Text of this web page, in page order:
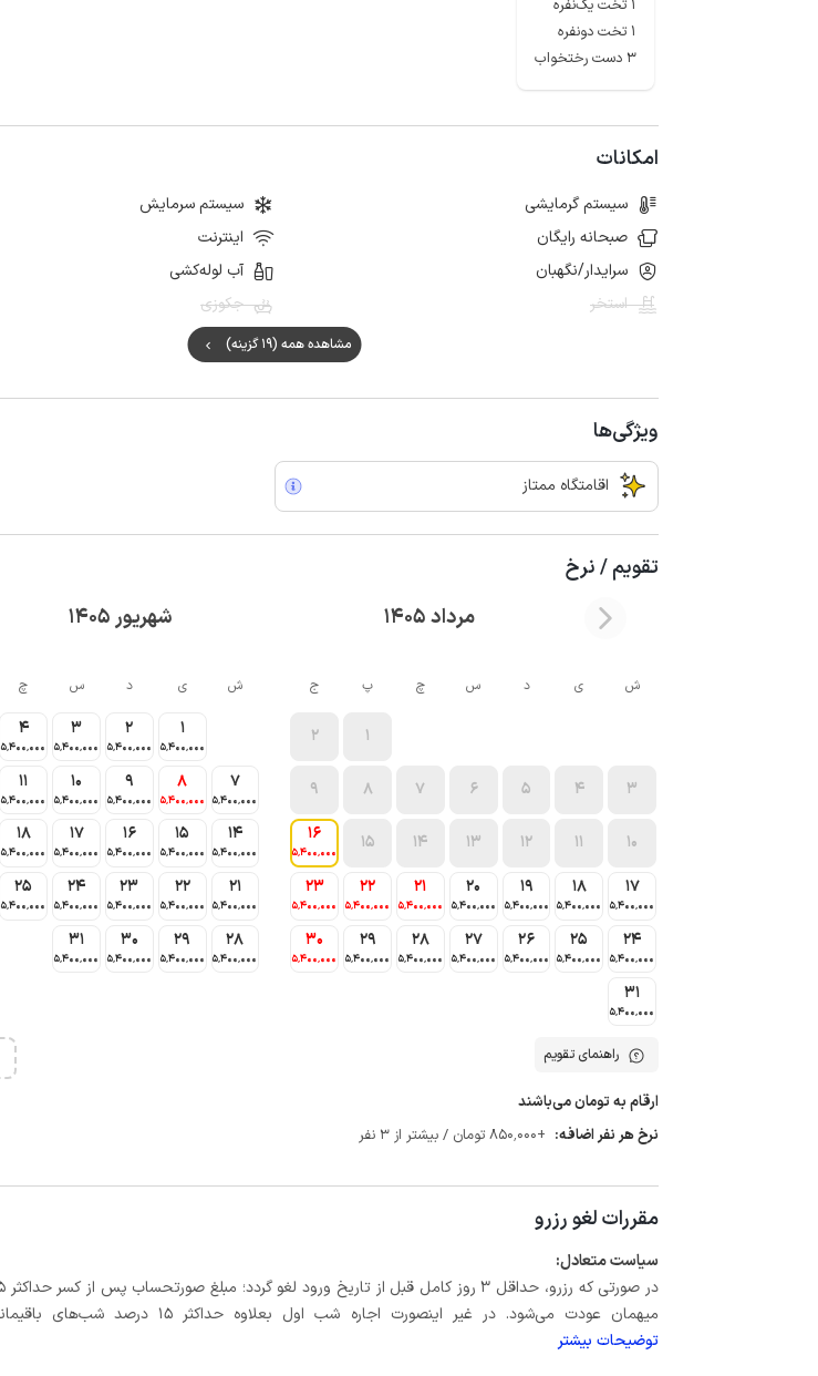
1 تخت یک‌نفره
1 تخت دونفره
3 دست رختخواب
امکانات
سیستم گرمایشی
سیستم سرمایش
صبحانه رایگان
اینترنت
سرایدار/نگهبان
آب لوله‌کشی
استخر
جکوزی
مشاهده همه (19 گزینه)
ویژگی‌ها
اقامتگاه ممتاز
تقویم / نرخ
مرداد 1405 شهریور 1405
ش ی د س چ پ ج
1
2
3
4
5
6
7
8
9
10
11
12
13
14
15
16
5٬400٬000
17
5٬400٬000
18
5٬400٬000
19
5٬400٬000
20
5٬400٬000
21
5٬400٬000
22
5٬400٬000
23
5٬400٬000
24
5٬400٬000
25
5٬400٬000
26
5٬400٬000
27
5٬400٬000
28
5٬400٬000
29
5٬400٬000
30
5٬400٬000
31
5٬400٬000
ش ی د س چ
1
5٬400٬000
2
5٬400٬000
3
5٬400٬000
4
5٬400٬000
7
5٬400٬000
8
5٬400٬000
9
5٬400٬000
10
5٬400٬000
11
5٬400٬000
14
5٬400٬000
15
5٬400٬000
16
5٬400٬000
17
5٬400٬000
18
5٬400٬000
21
5٬400٬000
22
5٬400٬000
23
5٬400٬000
24
5٬400٬000
25
5٬400٬000
28
5٬400٬000
29
5٬400٬000
30
5٬400٬000
31
5٬400٬000
راهنمای تقویم
ارقام به تومان می‌باشند
نرخ هر نفر اضافه: +850٬000 تومان / بیشتر از 3 نفر
مقررات لغو رزرو
سیاست متعادل:
میهمان عودت می‌شود. در غیر اینصورت اجاره شب اول بعلاوه حداکثر 15 درصد شب‌های باقیمانده کسر می‌شود.
توضیحات بیشتر